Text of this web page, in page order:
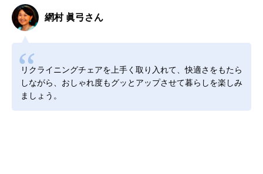
網村 眞弓さん
リクライニングチェアを上手く取り入れて、快適さをもたら
しながら、おしゃれ度もグッとアップさせて暮らしを楽しみ
ましょう。